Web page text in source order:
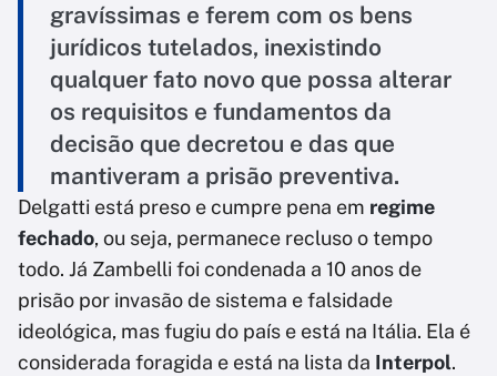
gravíssimas e ferem com os bens
jurídicos tutelados, inexistindo
qualquer fato novo que possa alterar
os requisitos e fundamentos da
decisão que decretou e das que
mantiveram a prisão preventiva.
Delgatti está preso e cumpre pena em regime
fechado, ou seja, permanece recluso o tempo
todo. Já Zambelli foi condenada a 10 anos de
prisão por invasão de sistema e falsidade
ideológica, mas fugiu do país e está na Itália. Ela é
considerada foragida e está na lista da Interpol.